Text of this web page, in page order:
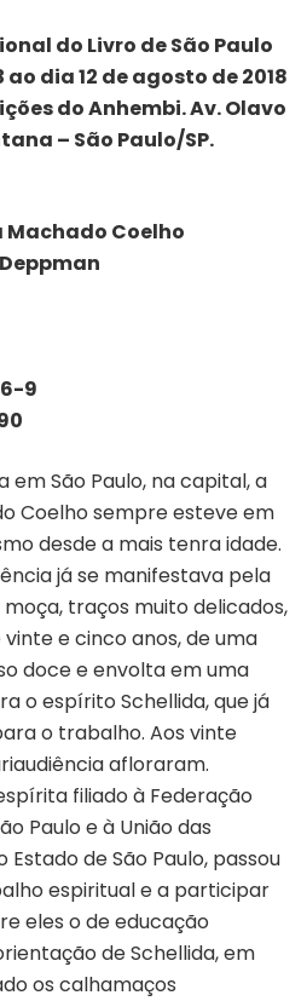
do Livro de São Paulo
dia 12 de agosto de 2018
do Anhembi. Av. Olavo
– São Paulo/SP.
Machado Coelho
9
em São Paulo, na capital, a
Coelho sempre esteve em
desde a mais tenra idade.
já se manifestava pela
traços muito delicados,
e cinco anos, de uma
doce e envolta em uma
o espírito Schellida, que já
o trabalho. Aos vinte
afloraram.
filiado à Federação
Paulo e à União das
de São Paulo, passou
espiritual e a participar
eles o de educação
de Schellida, em
os calhamaços